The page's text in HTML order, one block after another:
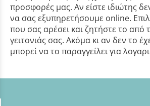
προσφορές μας. Αν είστε ιδιώτης
να σας εξυπηρετήσουμε online.
που σας αρέσει και ζητήστε το από
γειτονιάς σας. Ακόμα κι αν δεν το
μπορεί να το παραγγείλει για